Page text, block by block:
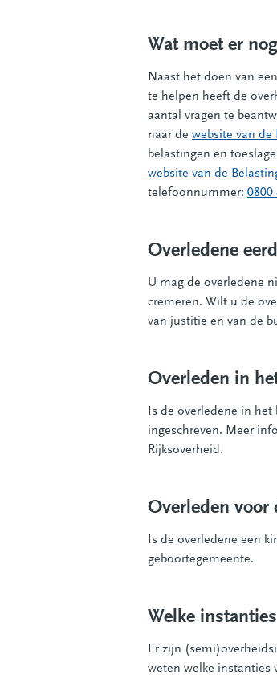
Wat moet er
Naast het doen van
te helpen heeft de
aantal vragen te
naar de website van de
belastingen en
website van de
telefoonnummer: 0800
Overledene
U mag de overledene
cremeren. Wilt u de
van justitie en van de
Overleden in
Is de overledene in
ingeschreven. Meer
Rijksoverheid.
Overleden voor
Is de overledene een
geboortegemeente.
Welke
Er zijn
weten welke instanties